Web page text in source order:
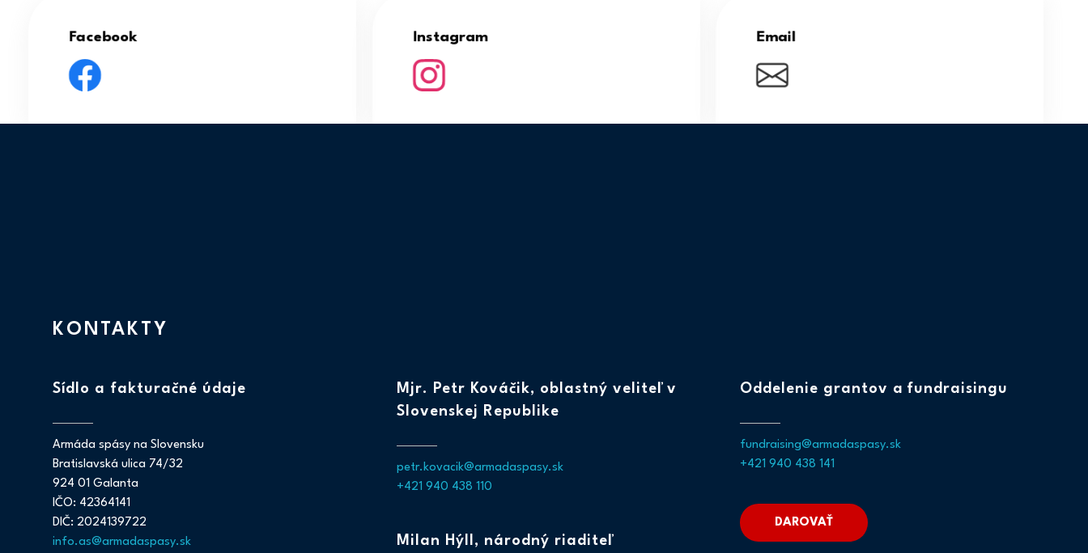
Facebook Instagram Email
KONTAKTY
Sídlo a fakturačné údaje
Armáda spásy na Slovensku
Bratislavská ulica 74/32
924 01 Galanta
IČO: 42364141
DIČ: 2024139722
info.as@armadaspasy.sk
Mjr. Petr Kováčik, oblastný veliteľ v
Slovenskej Republike
petr.kovacik@armadaspasy.sk
+421 940 438 110
Milan Hýll, národný riaditeľ
Oddelenie grantov a fundraisingu
fundraising@armadaspasy.sk
+421 940 438 141
DAROVAŤ